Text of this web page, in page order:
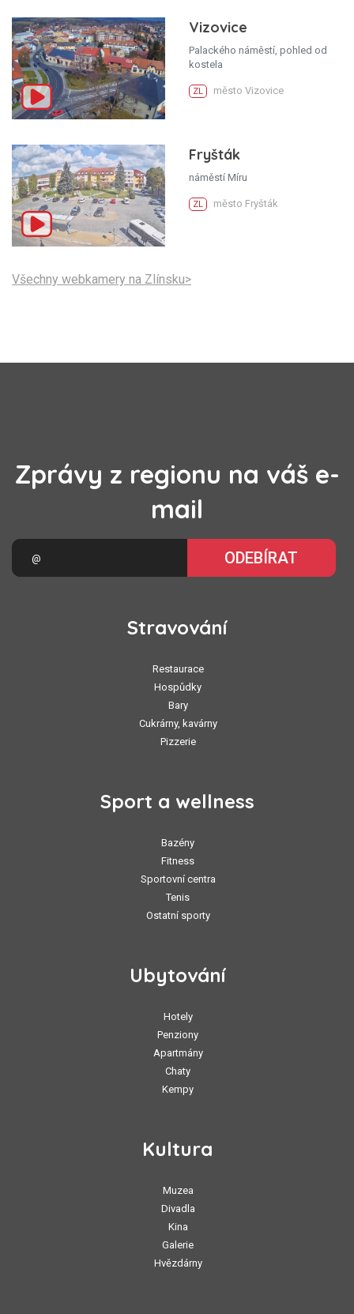
Vizovice
Palackého náměstí, pohled od
kostela
ZL město Vizovice
Fryšták
náměstí Míru
ZL město Fryšták
Všechny webkamery na Zlínsku>
Zprávy z regionu na váš e-
mail
ODEBÍRAT
Stravování
Restaurace
Hospůdky
Bary
Cukrárny, kavárny
Pizzerie
Sport a wellness
Bazény
Fitness
Sportovní centra
Tenis
Ostatní sporty
Ubytování
Hotely
Penziony
Apartmány
Chaty
Kempy
Kultura
Muzea
Divadla
Kina
Galerie
Hvězdárny